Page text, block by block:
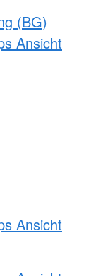
(BG)
Ansicht
Ansicht